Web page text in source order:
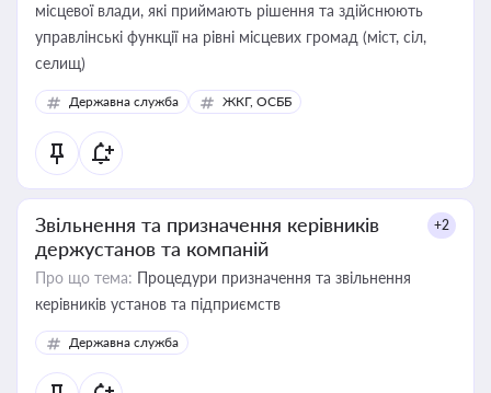
місцевої влади, які приймають рішення та здійснюють
управлінські функції на рівні місцевих громад (міст, сіл,
селищ)
Державна служба ЖКГ, ОСББ
Звільнення та призначення керівників
держустанов та компаній
+2
Про що тема: Процедури призначення та звільнення
керівників установ та підприємств
Державна служба